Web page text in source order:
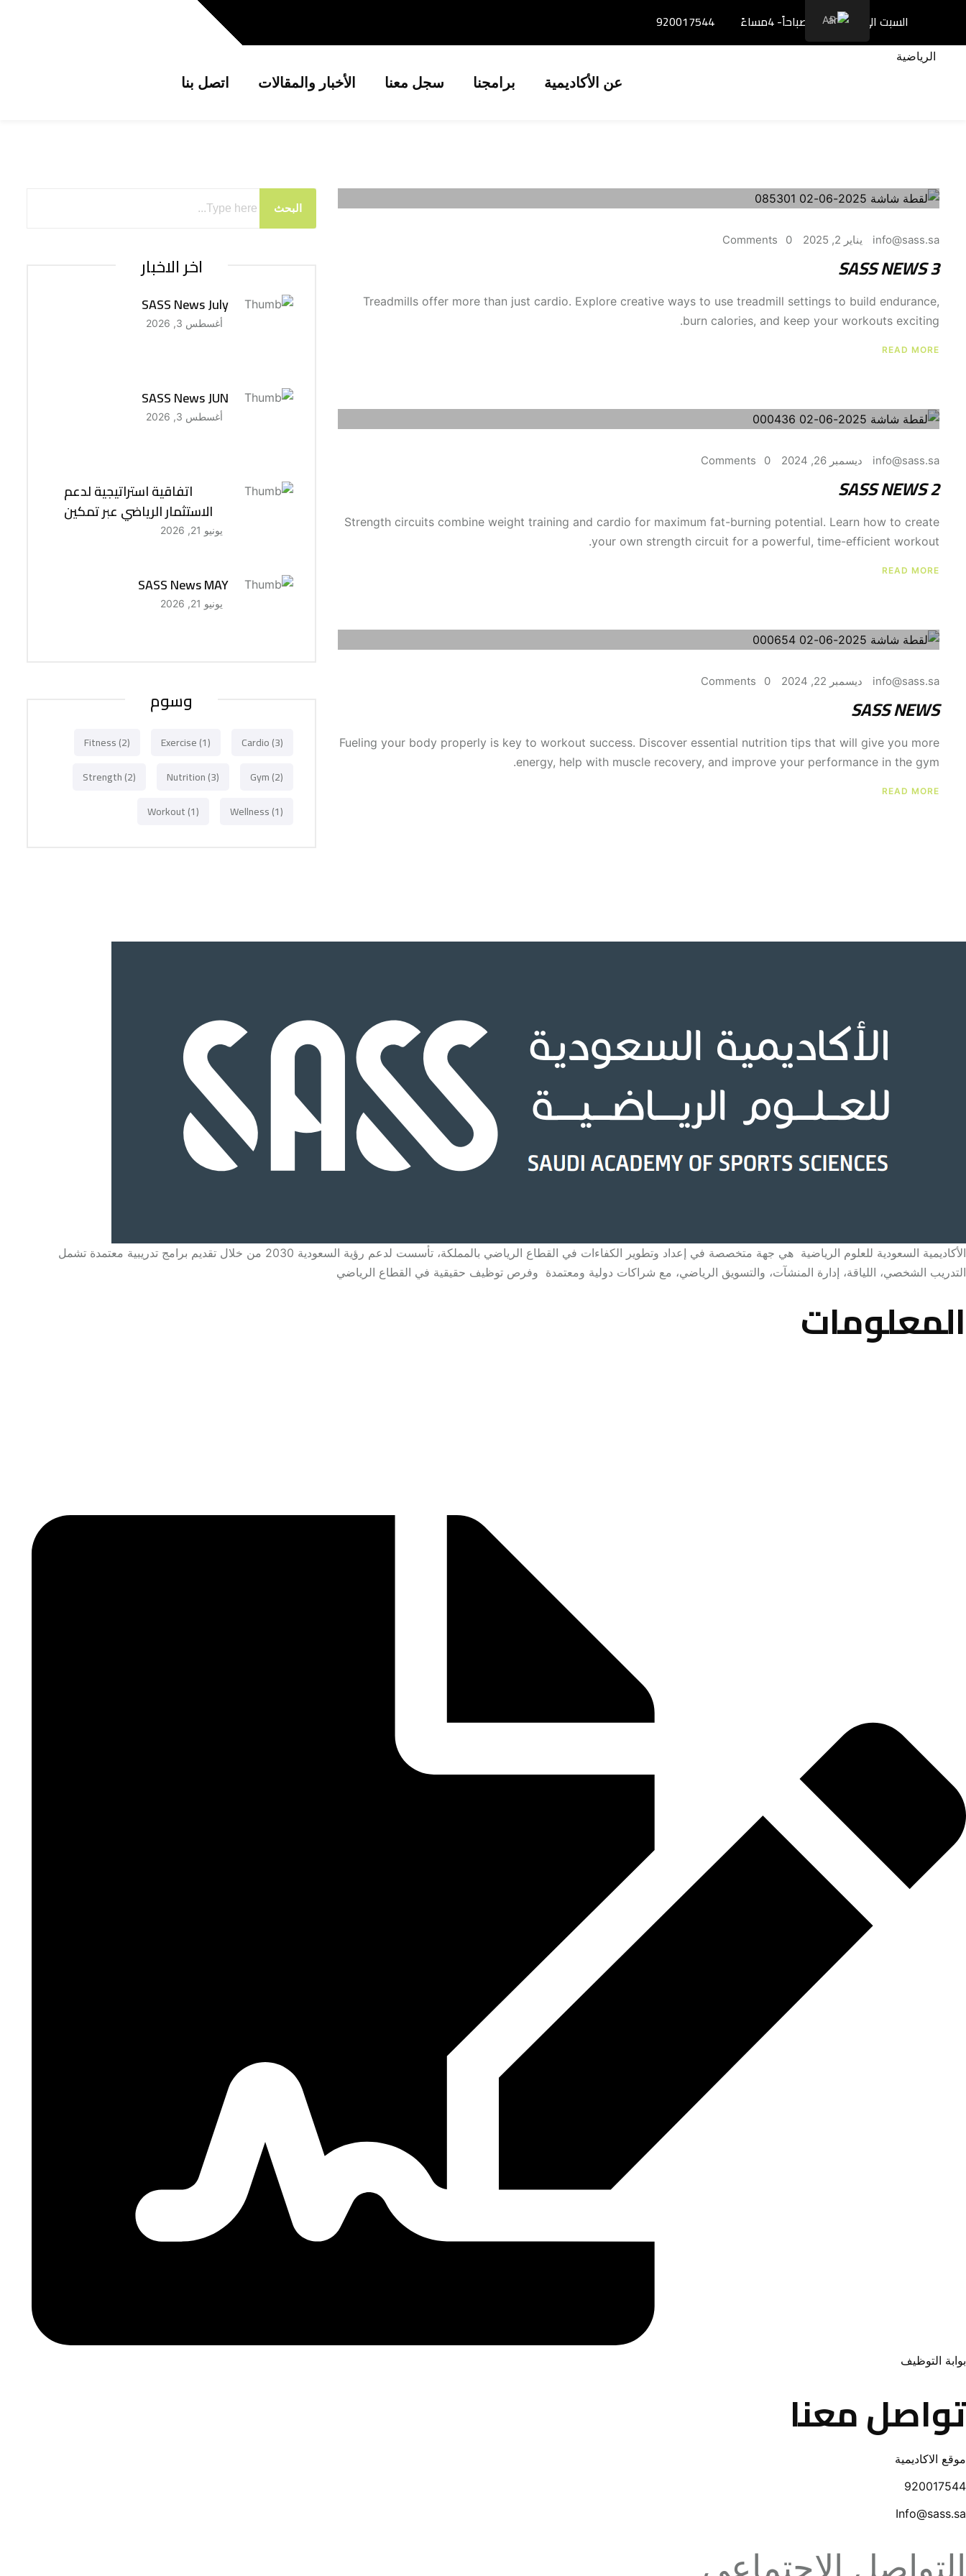
المحتوى
السبت الى الخميس: 8صباحاً- 4مساءً 920017544
عن الأكاديمية برامجنا سجل معنا الأخبار والمقالات اتصل بنا
info@sass.sa يناير 2, 2025 0 Comments
SASS NEWS 3
Treadmills offer more than just cardio. Explore creative ways to use treadmill settings to build endurance,
burn calories, and keep your workouts exciting.
READ MORE
info@sass.sa ديسمبر 26, 2024 0 Comments
SASS NEWS 2
Strength circuits combine weight training and cardio for maximum fat-burning potential. Learn how to create
your own strength circuit for a powerful, time-efficient workout.
READ MORE
info@sass.sa ديسمبر 22, 2024 0 Comments
SASS NEWS
Fueling your body properly is key to workout success. Discover essential nutrition tips that will give you more
energy, help with muscle recovery, and improve your performance in the gym.
READ MORE
البحث
اخر الاخبار
SASS News July
أغسطس 3, 2026
SASS News JUN
أغسطس 3, 2026
اتفاقية استراتيجية لدعم
الاستثمار الرياضي عبر تمكين
يونيو 21, 2026
SASS News MAY
يونيو 21, 2026
وسوم
Cardio(3)
Exercise(1)
Fitness(2)
Gym(2)
Nutrition(3)
Strength(2)
Wellness(1)
Workout(1)
الأكاديمية السعودية للعلوم الرياضية هي جهة متخصصة في إعداد وتطوير الكفاءات في القطاع الرياضي بالمملكة، تأسست لدعم رؤية السعودية 2030 من خلال تقديم برامج تدريبية معتمدة تشمل
التدريب الشخصي، اللياقة، إدارة المنشآت، والتسويق الرياضي، مع شراكات دولية ومعتمدة وفرص توظيف حقيقية في القطاع الرياضي
المعلومات
بوابة التوظيف
تواصل معنا
موقع الاكاديمية
920017544
Info@sass.sa
التواصل الاجتماعي
AR